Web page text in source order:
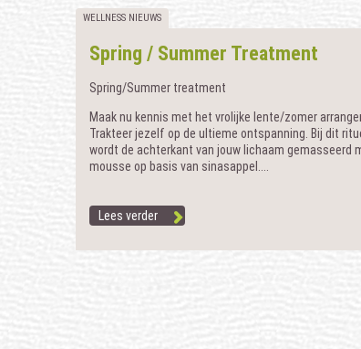
WELLNESS NIEUWS
Spring / Summer Treatment
Spring/Summer treatment
Maak nu kennis met het vrolijke lente/zomer
Trakteer jezelf op de ultieme ontspanning. Bij dit
wordt de achterkant van jouw lichaam gemasseerd
mousse op basis van sinasappel....
Lees verder